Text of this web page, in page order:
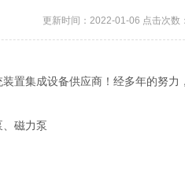
更新时间：2022-01-06 点击次数
置集成设备供应商！经多年的努
磁力泵